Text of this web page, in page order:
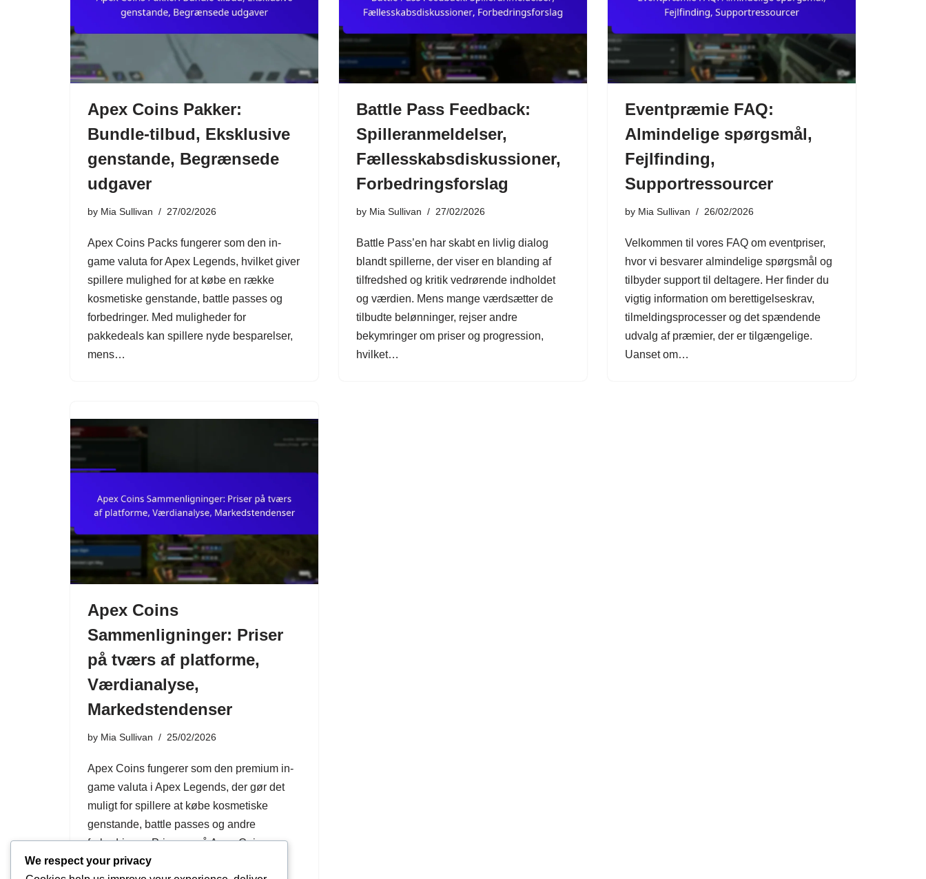
Apex Coins Pakker:
Bundle-tilbud, Eksklusive
genstande, Begrænsede
udgaver
by Mia Sullivan 27/02/2026
Apex Coins Packs fungerer som den in-
game valuta for Apex Legends, hvilket giver
spillere mulighed for at købe en række
kosmetiske genstande, battle passes og
forbedringer. Med muligheder for
pakkedeals kan spillere nyde besparelser,
mens…
Battle Pass Feedback:
Spilleranmeldelser,
Fællesskabsdiskussioner,
Forbedringsforslag
by Mia Sullivan 27/02/2026
Battle Pass’en har skabt en livlig dialog
blandt spillerne, der viser en blanding af
tilfredshed og kritik vedrørende indholdet
og værdien. Mens mange værdsætter de
tilbudte belønninger, rejser andre
bekymringer om priser og progression,
hvilket…
Eventpræmie FAQ:
Almindelige spørgsmål,
Fejlfinding,
Supportressourcer
by Mia Sullivan 26/02/2026
Velkommen til vores FAQ om eventpriser,
hvor vi besvarer almindelige spørgsmål og
tilbyder support til deltagere. Her finder du
vigtig information om berettigelseskrav,
tilmeldingsprocesser og det spændende
udvalg af præmier, der er tilgængelige.
Uanset om…
Apex Coins
Sammenligninger: Priser
på tværs af platforme,
Værdianalyse,
Markedstendenser
by Mia Sullivan 25/02/2026
Apex Coins fungerer som den premium in-
game valuta i Apex Legends, der gør det
muligt for spillere at købe kosmetiske
genstande, battle passes og andre
forbedringer. Priserne på Apex Coins
varierer på tværs af platforme…
We respect your privacy